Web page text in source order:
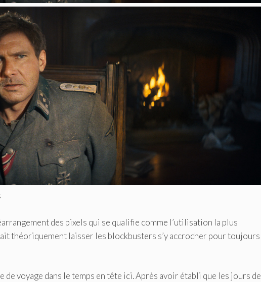
des pixels qui se qualifie comme l’utilisation la plus
théoriquement laisser les blockbusters s’y accrocher pour toujours
voyage dans le temps en tête ici. Après avoir établi que les jours de